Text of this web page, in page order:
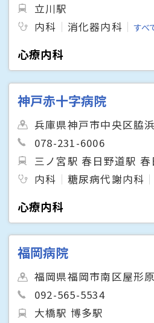
立川駅
内科
消化器内科 すべ
心療内科
神戸赤十字病院
兵庫県神戸市中央区脇
078-231-6006
三ノ宮駅 春日野道駅 春
内科
糖尿病代謝内科
心療内科
福岡病院
福岡県福岡市南区屋形
092-565-5534
大橋駅 博多駅